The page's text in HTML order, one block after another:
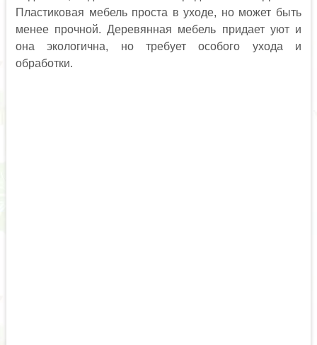
Пластиковая мебель проста в уходе, но может быть
менее прочной. Деревянная мебель придает уют и
она экологична, но требует особого ухода и
обработки.